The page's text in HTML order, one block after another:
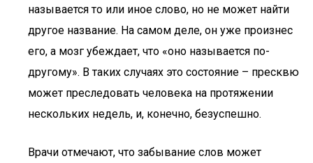
называется то или иное слово, но не может найти
другое название. На самом деле, он уже произнес
его, а мозг убеждает, что «оно называется по-
другому». В таких случаях это состояние – пресквю
может преследовать человека на протяжении
нескольких недель, и, конечно, безуспешно.
Врачи отмечают, что забывание слов может